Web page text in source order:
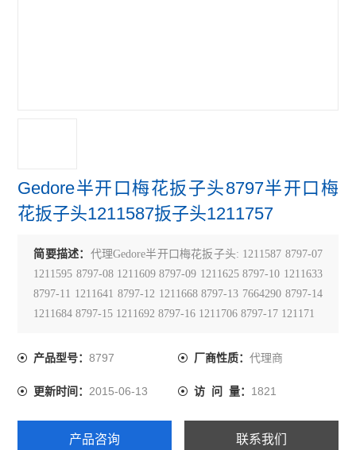
Gedore半开口梅花扳子头8797半开口梅
花扳子头1211587扳子头1211757
简要描述： 代理Gedore半开口梅花扳子头: 1211587 8797-07
1211595 8797-08 1211609 8797-09 1211625 8797-10 1211633
8797-11 1211641 8797-12 1211668 8797-13 7664290 8797-14
1211684 8797-15 1211692 8797-16 1211706 8797-17 121171
产品型号：8797 厂商性质： 代理商
更新时间：2015-06-13 访 问 量： 1821
产品咨询 联系我们